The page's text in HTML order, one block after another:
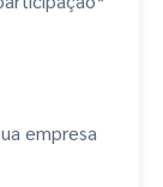
empresa